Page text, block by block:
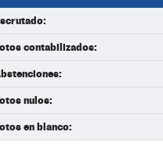
contabilizados:
nulos:
en blanco: